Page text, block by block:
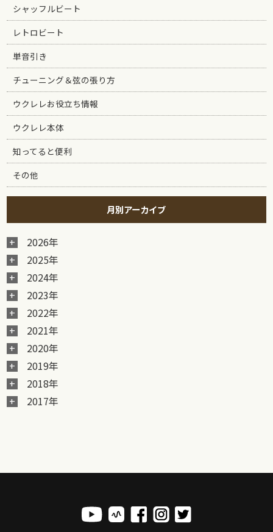
シャッフルビート
レトロビート
単音引き
チューニング＆弦の張り方
ウクレレお役立ち情報
ウクレレ本体
知ってると便利
その他
月別アーカイブ
2026年
2025年
2024年
2023年
2022年
2021年
2020年
2019年
2018年
2017年